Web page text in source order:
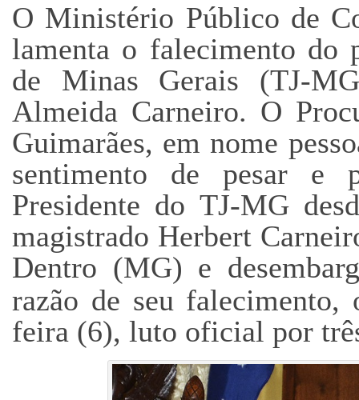
O Ministério Público de
lamenta o falecimento do
de Minas Gerais (TJ-
Almeida Carneiro. O
Guimarães, em nome
sentimento de pesar e
Presidente do TJ-MG
magistrado Herbert
Dentro (MG) e
razão de seu falecimento,
feira (6), luto oficial por